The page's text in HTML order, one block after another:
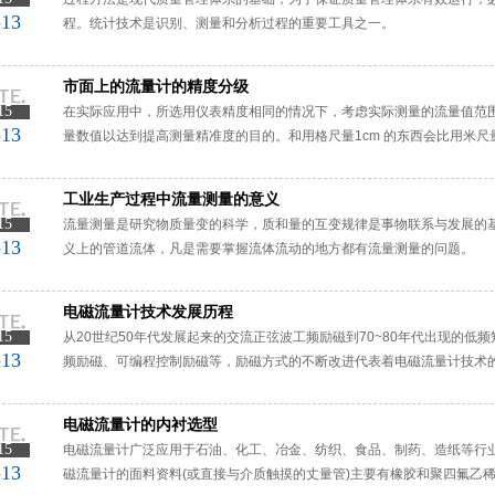
程。统计技术是识别、测量和分析过程的重要工具之一。
市面上的流量计的精度分级
在实际应用中，所选用仪表精度相同的情况下，考虑实际测量的流量值
量数值以达到提高测量精准度的目的。和用格尺量1cm 的东西会比用米
工业生产过程中流量测量的意义
流量测量是研究物质量变的科学，质和量的互变规律是事物联系与发展
义上的管道流体，凡是需要掌握流体流动的地方都有流量测量的问题。
电磁流量计技术发展历程
从20世纪50年代发展起来的交流正弦波工频励磁到70~80年代出现的低
频励磁、可编程控制励磁等，励磁方式的不断改进代表着电磁流量计技
电磁流量计的内衬选型
电磁流量计广泛应用于石油、化工、冶金、纺织、食品、制药、造纸等
磁流量计的面料资料(或直接与介质触摸的丈量管)主要有橡胶和聚四氟